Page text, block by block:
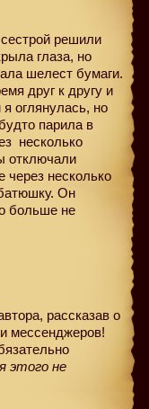
решили
глаза, но
шелест бумаги.
друг к другу и
оглянулась, но
парила в
несколько
отключали
через несколько
Он
больше не
рассказав о
мессенджеров!
этого не